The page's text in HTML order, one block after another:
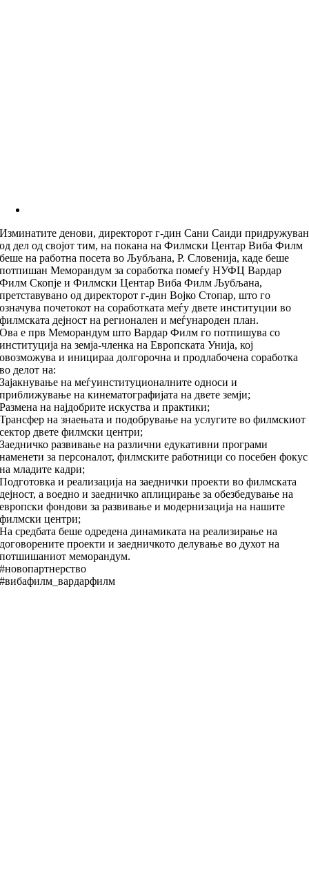
Изминатите денови, директорот г-дин Сани Саиди придружуван
од дел од својот тим, на покана на Филмски Центар Виба Филм
беше на работна посета во Љубљана, Р. Словенија, каде беше
потпишан Меморандум за соработка помеѓу НУФЦ Вардар
Филм Скопје и Филмски Центар Виба Филм Љубљана,
претставувано од директорот г-дин Војко Стопар, што го
означува почетокот на соработката меѓу двете институции во
филмската дејност на регионален и меѓународен план.
Ова е прв Меморандум што Вардар Филм го потпишува со
институција на земја-членка на Европската Унија, кој
овозможува и иницираа долгорочна и продлабочена соработка
во делот на:
Зајакнување на меѓуинституционалните односи и
приближување на кинематографијата на двете земји;
Размена на најдобрите искуства и практики;
Трансфер на знаењата и подобрување на услугите во филмскиот
сектор двете филмски центри;
Заедничко развивање на различни едукативни програми
наменети за персоналот, филмските работници со посебен фокус
на младите кадри;
Подготовка и реализација на заеднички проекти во филмската
дејност, а воедно и заедничко аплицирање за обезбедување на
европски фондови за развивање и модернизација на нашите
филмски центри;
На средбата беше одредена динамиката на реализирање на
договорените проекти и заедничкото делување во духот на
потшишаниот меморандум.
#новопартнерство
#вибафилм_вардарфилм